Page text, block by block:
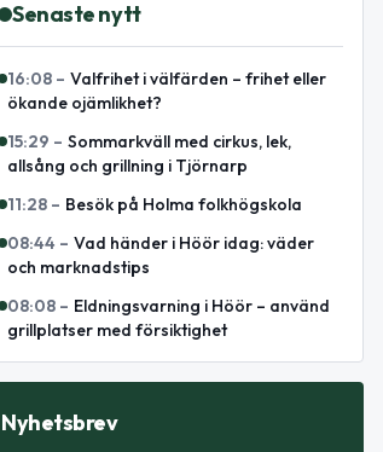
Senaste nytt
16:08 – Valfrihet i välfärden – frihet eller
ökande ojämlikhet?
15:29 – Sommarkväll med cirkus, lek,
allsång och grillning i Tjörnarp
11:28 – Besök på Holma folkhögskola
08:44 – Vad händer i Höör idag: väder
och marknadstips
08:08 – Eldningsvarning i Höör – använd
grillplatser med försiktighet
Nyhetsbrev